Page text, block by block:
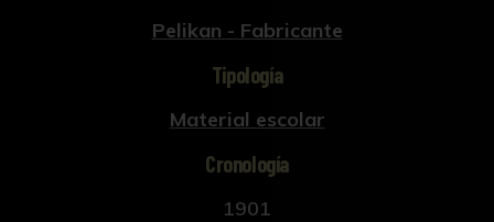
Pelikan - Fabricante
Tipología
Material escolar
Cronología
1901